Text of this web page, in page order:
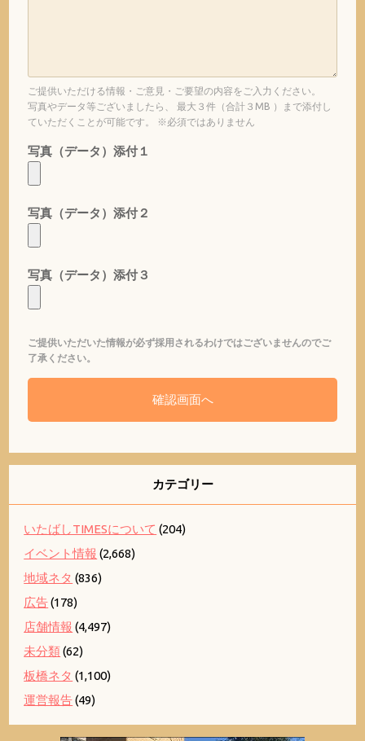
ご提供いただける情報・ご意見・ご要望の内容をご入力ください。
写真やデータ等ございましたら、 最大３件（合計３MB ）まで添付し
ていただくことが可能です。 ※必須ではありません
写真（データ）添付１
写真（データ）添付２
写真（データ）添付３
ご提供いただいた情報が必ず採用されるわけではございませんのでご
了承ください。
カテゴリー
いたばしTIMESについて (204)
イベント情報 (2,668)
地域ネタ (836)
広告(178)
店舗情報 (4,497)
未分類(62)
板橋ネタ (1,100)
運営報告(49)